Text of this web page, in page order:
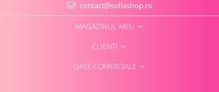
contact@sofiashop.ro
MAGAZINUL MEU
CLIENTI
DATE COMERCIALE